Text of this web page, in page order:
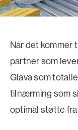
Når det kommer
partner som
Glava som
tilnærming som
optimal støtte